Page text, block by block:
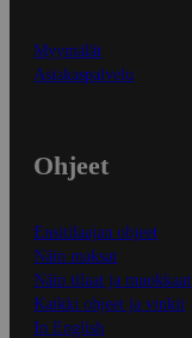
Myymälät
Asiakaspalvelu
Ohjeet
Ensitilaajan ohjeet
Näin maksat
Näin tilaat ja muokkaat
Kaikki ohjeet ja vinkit
In English